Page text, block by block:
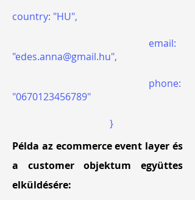
country: "HU",
email:
"edes.anna@gmail.hu",
phone:
"0670123456789"
}
Példa az ecommerce event layer és
a customer objektum együttes
elküldésére: